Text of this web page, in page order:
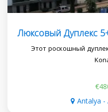
Этот роскошный
Antalya -